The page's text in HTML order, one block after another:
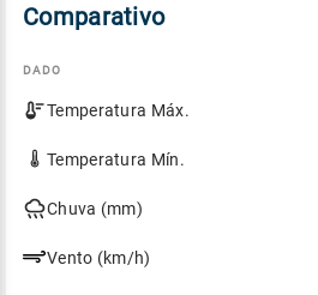
Comparativo
Comparativo
entre
previsão
hoje
DADO
Temperatura Máx.
Temperatura Mín.
Chuva (mm)
Vento (km/h)